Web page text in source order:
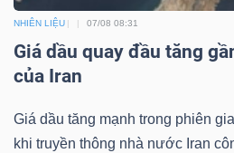
NHIÊN LIỆU 07/08 08:31
Giá dầu quay đầu tăng
của Iran
Giá dầu tăng mạnh trong phiên
khi truyền thông nhà nước Iran
Công
cụ
đầu
tư